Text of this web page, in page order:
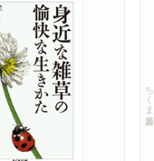
ちくま新書